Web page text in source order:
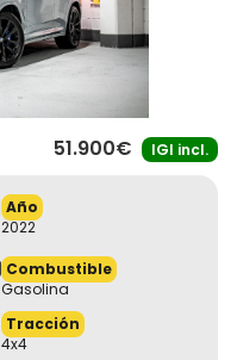
51.900€ IGI incl.
Año
2022
Combustible
Gasolina
Tracción
4x4